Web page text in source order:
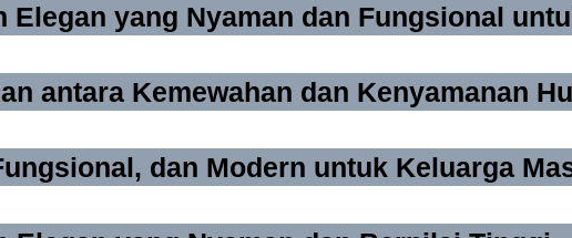
yang Nyaman dan Fungsional
antara Kemewahan dan Kenyamanan
dan Modern untuk Keluarga